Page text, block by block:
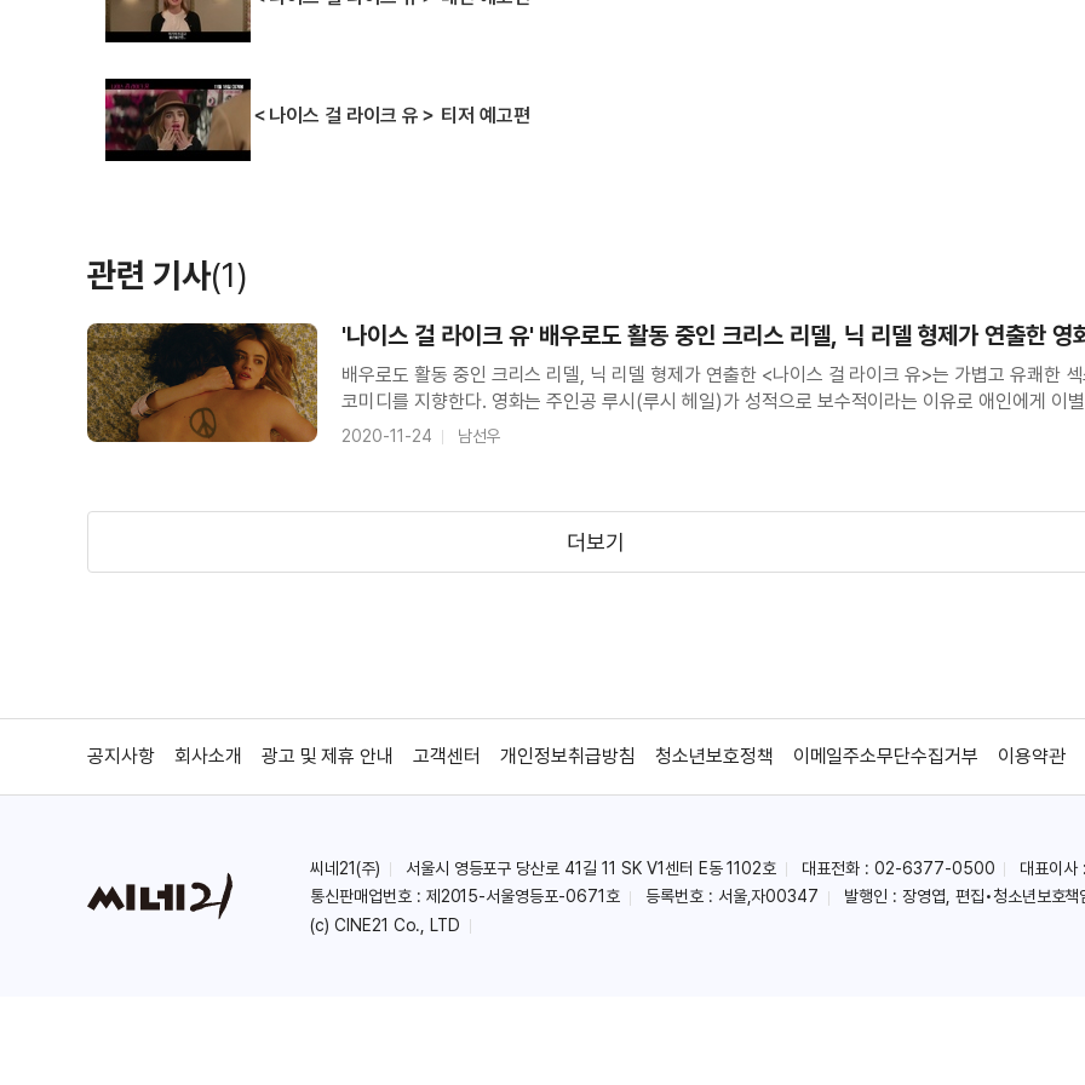
＜나이스 걸 라이크 유＞ 티저 예고편
관련 기사(1)
'나이스 걸 라이크 유' 배우로도 활동 중인 크리스 리델, 닉 리델 형제가 연출한 영
배우로도 활동 중인 크리스 리델, 닉 리델 형제가 연출한 <나이스 걸 라이크 유>는 가볍고 유쾌한
코미디를 지향한다. 영화는 주인공 루시(루시 헤일)가 성적으로 보수적이라는 이유로 애인에게 이별
통보를 받는 장면으로 시작한다. 이후 루시는 포르노 시청, 성인용품점 방문, 평등한 섹스를 위한
2020-11-24 남선우
더보기
공지사항 회사소개 광고 및 제휴 안내 고객센터 개인정보취급방침 청소년보호정책 이메일주소무단수집거부 이용약관
씨네21(주) 서울시 영등포구 당산로 41길 11 SK V1센터 E동 1102호 대표전화 : 02-6377-0500
대표이사
통신판매업번호 : 제2015-서울영등포-0671호
등록번호 : 서울,자00347
발행인 : 장영엽, 편집•청소년보호
(c) CINE21 Co., LTD